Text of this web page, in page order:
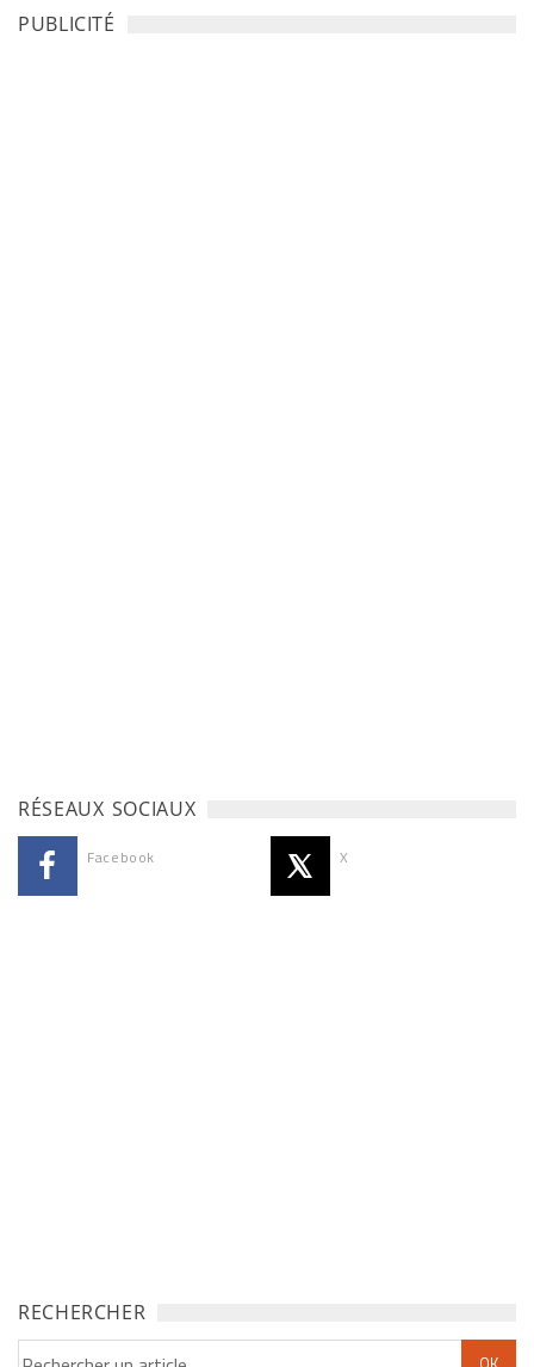
PUBLICITÉ
RÉSEAUX SOCIAUX
Facebook X
RECHERCHER